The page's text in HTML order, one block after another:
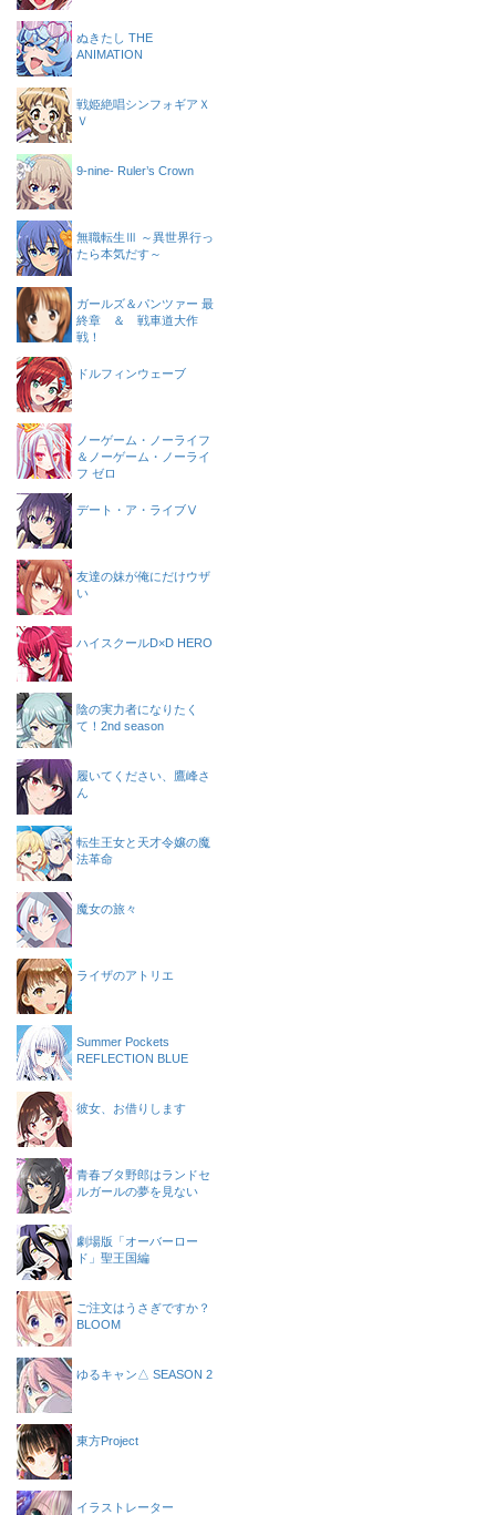
ぬきたし THE
ANIMATION
戦姫絶唱シンフォギアＸ
Ｖ
9-nine- Ruler’s Crown
無職転生Ⅲ ～異世界行っ
たら本気だす～
ガールズ＆パンツァー 最
終章 ＆ 戦車道大作
戦！
ドルフィンウェーブ
ノーゲーム・ノーライフ
＆ノーゲーム・ノーライ
フ ゼロ
デート・ア・ライブⅤ
友達の妹が俺にだけウザ
い
ハイスクールD×D HERO
陰の実力者になりたく
て！2nd season
履いてください、鷹峰さ
ん
転生王女と天才令嬢の魔
法革命
魔女の旅々
ライザのアトリエ
Summer Pockets
REFLECTION BLUE
彼女、お借りします
青春ブタ野郎はランドセ
ルガールの夢を見ない
劇場版「オーバーロー
ド」聖王国編
ご注文はうさぎですか？
BLOOM
ゆるキャン△ SEASON 2
東方Project
イラストレーター